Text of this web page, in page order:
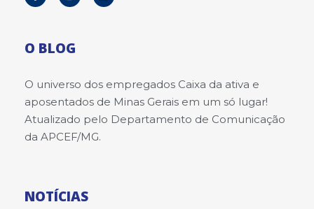
O BLOG
O universo dos empregados Caixa da ativa e
aposentados de Minas Gerais em um só lugar!
Atualizado pelo Departamento de Comunicação
da APCEF/MG.
NOTÍCIAS